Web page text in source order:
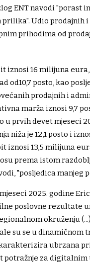
ENT navodi "porast
prilika". Udio prodajnih
prihodima od
iznosi 16 milijuna eura,
od10,7 posto, kao
prodajnih i
marža iznosi 9,7
u prvih devet mjeseci
niža je 12,1 posto i
iznosi 13,5 milijuna
prema istom
"posljedica manjeg
2025. godine
poslovne rezultate
okruženju
su se u dinamičnom
ubrzana
potražnje za digitalnim